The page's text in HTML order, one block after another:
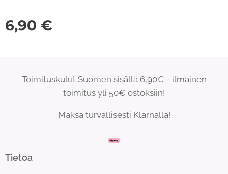
6,90 €
Toimituskulut Suomen sisällä 6,90€ - ilmainen
toimitus yli 50€ ostoksiin!
Maksa turvallisesti Klarnalla!
Tietoa